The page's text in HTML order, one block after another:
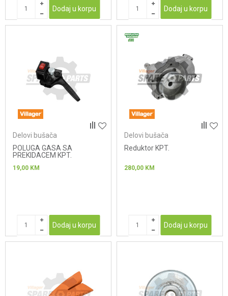
Dodaj u korpu Dodaj u korpu
Delovi bušača
POLUGA GASA SA
PREKIDACEM KPT.
19,00 KM
Dodaj u korpu
Delovi bušača
Reduktor KPT.
280,00 KM
Dodaj u korpu